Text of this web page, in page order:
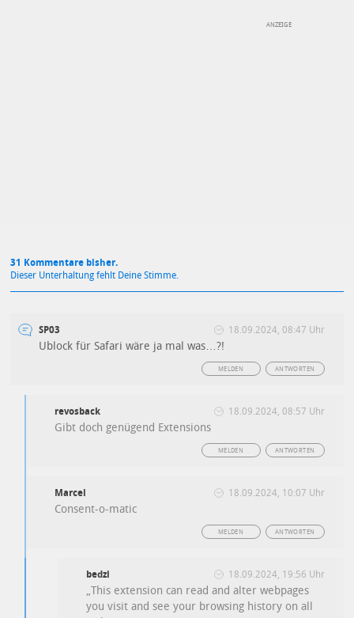
31 Kommentare bisher.
Dieser Unterhaltung fehlt Deine Stimme.
SP03 18.09.2024, 08:47 Uhr
Ublock für Safari wäre ja mal was…?!
ANTWORTEN
MELDEN
revosback 18.09.2024, 08:57 Uhr
Gibt doch genügend Extensions
ANTWORTEN
MELDEN
Marcel 18.09.2024, 10:07 Uhr
Consent-o-matic
ANTWORTEN
MELDEN
bedzi 18.09.2024, 19:56 Uhr
„This extension can read and alter webpages
you visit and see your browsing history on all